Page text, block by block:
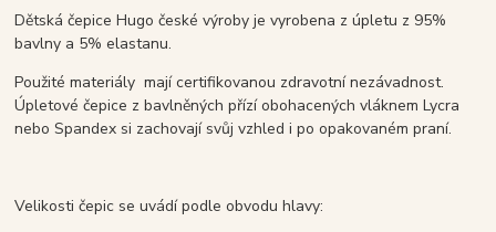
Dětská čepice Hugo české výroby je vyrobena z úpletu z 95%
bavlny a 5% elastanu.
Použité materiály mají certifikovanou zdravotní nezávadnost.
Úpletové čepice z bavlněných přízí obohacených vláknem Lycra
nebo Spandex si zachovají svůj vzhled i po opakovaném praní.
Velikosti čepic se uvádí podle obvodu hlavy: